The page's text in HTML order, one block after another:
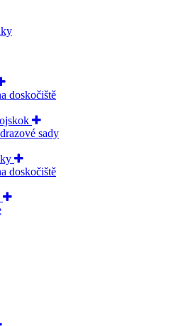
doskočiště
sady
doskočiště